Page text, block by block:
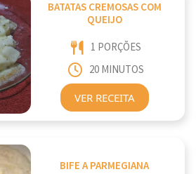
BATATAS CREMOSAS COM
QUEIJO
1 PORÇÕES
20 MINUTOS
VER RECEITA
BIFE A PARMEGIANA